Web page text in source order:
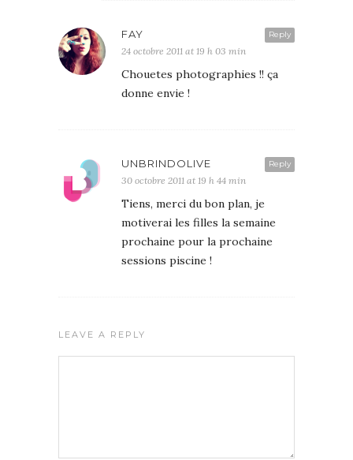
Reply
FAY
24 octobre 2011 at 19 h 03 min
Chouetes photographies !! ça
donne envie !
Reply
UNBRINDOLIVE
30 octobre 2011 at 19 h 44 min
Tiens, merci du bon plan, je
motiverai les filles la semaine
prochaine pour la prochaine
sessions piscine !
LEAVE A REPLY